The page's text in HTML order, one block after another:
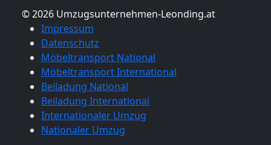
© 2026 Umzugsunternehmen-Leonding.at
Impressum
Datenschutz
Möbeltransport National
Möbeltransport International
Beiladung National
Beiladung International
Internationaler Umzug
Nationaler Umzug